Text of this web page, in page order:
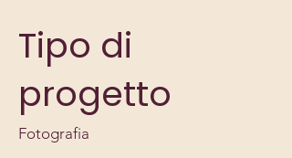
Tipo di
progetto
Fotografia